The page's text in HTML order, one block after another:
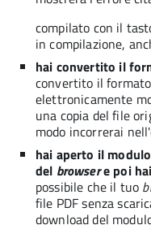
compilato con il
in compilazione,
hai convertito il
convertito il
elettronicamente
una copia del file
modo incorrerai
hai aperto il
del browsere poi
possibile che il tuo
file PDF senza
download del